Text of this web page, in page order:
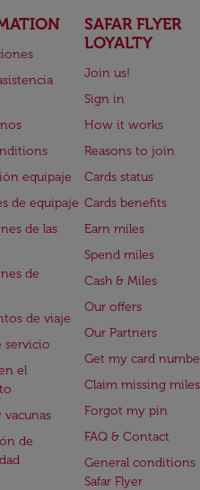
equipaje
de equipaje
de las
de
de viaje
servicio
el
vacunas
de
SAFAR FLYER
LOYALTY
Join us!
Sign in
How it works
Reasons to join
Cards status
Cards benefits
Earn miles
Spend miles
Cash & Miles
Our offers
Our Partners
Get my card
Claim missing miles
Forgot my pin
FAQ & Contact
General conditions
Safar Flyer